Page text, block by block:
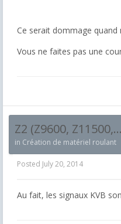
Ce serait dommage quand
Vous ne faites pas une
Z2 (Z9600,
in Création de matériel roulant
Posted July 20, 2014
Au fait, les signaux KVB